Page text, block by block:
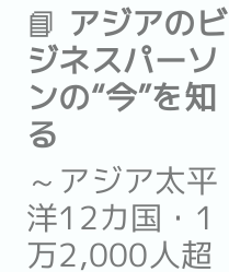
📘 アジアのビ
ジネスパーソ
ンの“今”を知
る
～アジア太平
洋12カ国・1
万2,000人超